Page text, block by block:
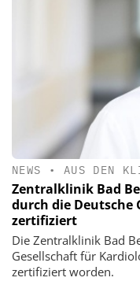
NEWS • AUS DEN
Zentralklinik Bad
durch die Deutsche
zertifiziert
Die Zentralklinik Bad
Gesellschaft für
zertifiziert worden.